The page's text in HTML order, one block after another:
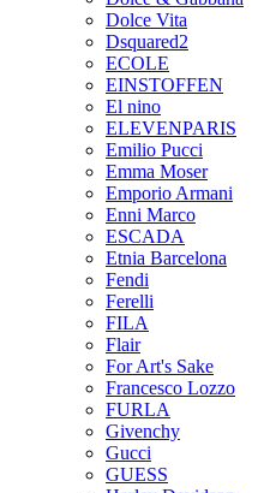
Dolce Vita
Dsquared2
ECOLE
EINSTOFFEN
El nino
ELEVENPARIS
Emilio Pucci
Emma Moser
Emporio Armani
Enni Marco
ESCADA
Etnia Barcelona
Fendi
Ferelli
FILA
Flair
For Art's Sake
Francesco Lozzo
FURLA
Givenchy
Gucci
GUESS